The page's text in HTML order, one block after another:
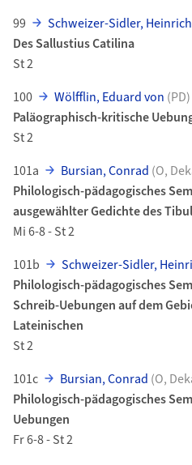
99
Schweizer-Sidler, Heinrich
Des Sallustius Catilina
St 2
100
Wölfflin, Eduard von (PD)
Paläographisch-kritische
St 2
101a
Bursian, Conrad (O,
Philologisch-pädagogisches
ausgewählter Gedichte des
Mi 6-8 - St 2
101b
Schweizer-Sidler,
Philologisch-pädagogisches
Schreib-Uebungen auf dem
Lateinischen
St 2
101c
Bursian, Conrad (O,
Philologisch-pädagogisches
Uebungen
Fr 6-8 - St 2